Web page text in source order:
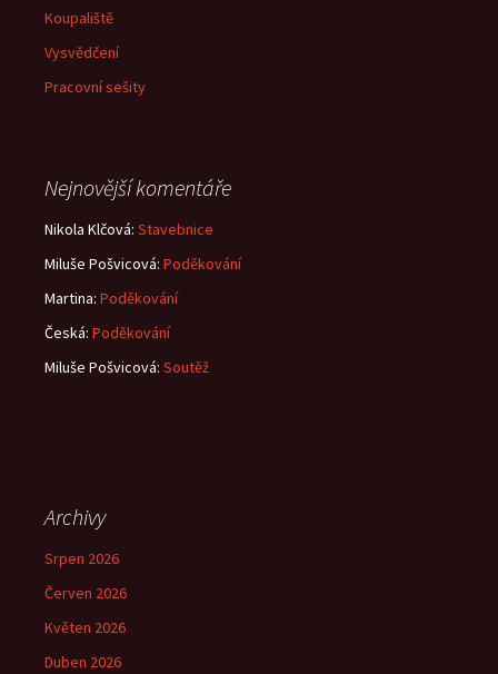
Koupaliště
Vysvědčení
Pracovní sešity
Nejnovější komentáře
Nikola Klčová: Stavebnice
Miluše Pošvicová: Poděkování
Martina: Poděkování
Česká: Poděkování
Miluše Pošvicová: Soutěž
Archivy
Srpen 2026
Červen 2026
Květen 2026
Duben 2026